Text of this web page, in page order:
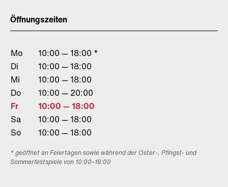
Öffnungszeiten
Mo
10:00 — 18:00 *
Di
10:00 — 18:00
Mi
10:00 — 18:00
Do
10:00 — 20:00
Fr
10:00 — 18:00
Sa
10:00 — 18:00
So
10:00 — 18:00
* geöffnet an Feiertagen sowie während der Oster-, Pfingst- und
Sommerfestspiele von 10:00–18:00